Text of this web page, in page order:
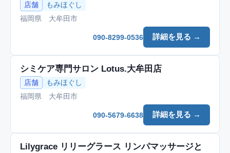
店舗
もみほぐし
福岡県 大牟田市
詳細を見る →
090-8299-0536
シミケア専門サロン Lotus.大牟田店
店舗
もみほぐし
福岡県 大牟田市
詳細を見る →
090-5679-6638
Lilygrace リリーグラース リンパマッサージと